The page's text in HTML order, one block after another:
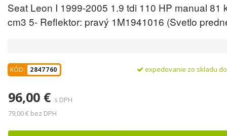
Seat Leon I 1999-2005 1.9 tdi 110 HP manual 81
cm3 5- Reflektor: pravý 1M1941016 (Svetlo
KÓD: 2847760 expedovanie zo skladu
96,00 € s DPH
79,00 € bez DPH